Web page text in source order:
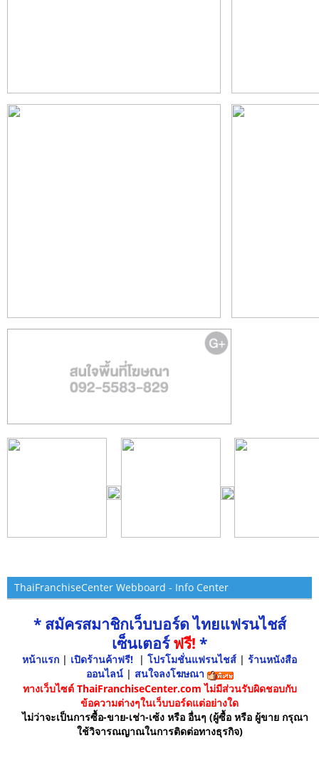
ThaiFranchiseCenter Webboard - Info Center
* สมัครสมาชิกเว็บบอร์ด ไทยแฟรนไชส์
เซ็นเตอร์ฟรี! *
หน้าแรก | เปิดร้านค้าฟรี! | โปรโมชั่นแฟรนไชส์ | ร้านหนังสือ
ออนไลน์ | สนใจลงโฆษณา
ทางเว็บไซต์ ThaiFranchiseCenter.com ไม่มีส่วนรับผิดชอบกับ
ข้อความต่างๆในเว็บบอร์ดแต่อย่างใด
ไม่ว่าจะเป็นการซื้อ-ขาย-เช่า-เซ้ง หรือ อื่นๆ (ผู้ซื้อ หรือ ผู้ขาย กรุณา
ใช้วิจารณญาณในการติดต่อทางธุรกิจ)